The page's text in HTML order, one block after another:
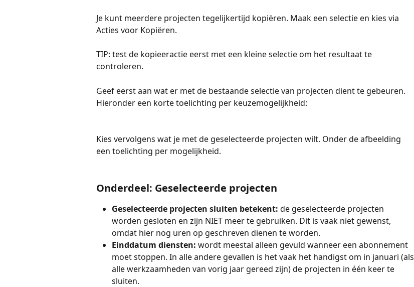
Je kunt meerdere projecten tegelijkertijd kopiëren. Maak een selectie en kies via
Acties voor Kopiëren.
TIP: test de kopieeractie eerst met een kleine selectie om het resultaat te
controleren.
Geef eerst aan wat er met de bestaande selectie van projecten dient te gebeuren.
Hieronder een korte toelichting per keuzemogelijkheid:
Kies vervolgens wat je met de geselecteerde projecten wilt. Onder de afbeelding
een toelichting per mogelijkheid.
Onderdeel: Geselecteerde projecten
Geselecteerde projecten sluiten betekent: de geselecteerde projecten
worden gesloten en zijn NIET meer te gebruiken. Dit is vaak niet gewenst,
omdat hier nog uren op geschreven dienen te worden.
Einddatum diensten: wordt meestal alleen gevuld wanneer een abonnement
moet stoppen. In alle andere gevallen is het vaak het handigst om in januari (als
alle werkzaamheden van vorig jaar gereed zijn) de projecten in één keer te
sluiten.